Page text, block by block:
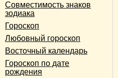
Совместимость знаков
зодиака
Гороскоп
Любовный гороскоп
Восточный календарь
Гороскоп по дате
рождения